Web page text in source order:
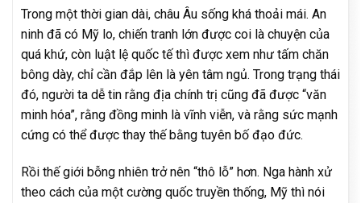
Trong một thời gian dài, châu Âu sống khá thoải mái. An
ninh đã có Mỹ lo, chiến tranh lớn được coi là chuyện của
quá khứ, còn luật lệ quốc tế thì được xem như tấm chăn
bông dày, chỉ cần đắp lên là yên tâm ngủ. Trong trạng thái
đó, người ta dễ tin rằng địa chính trị cũng đã được “văn
minh hóa”, rằng đồng minh là vĩnh viễn, và rằng sức mạnh
cứng có thể được thay thế bằng tuyên bố đạo đức.
Rồi thế giới bỗng nhiên trở nên “thô lỗ” hơn. Nga hành xử
theo cách của một cường quốc truyền thống, Mỹ thì nói